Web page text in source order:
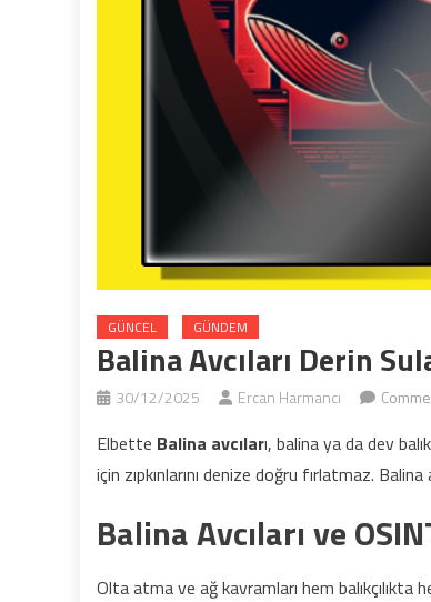
GÜNCEL GÜNDEM
Balina Avcıları Derin
30/12/2025 Ercan Harmancı
Elbette Balina avcıları, balina ya da dev
için zıpkınlarını denize doğru fırlatmaz. Balina
Balina Avcıları ve
Olta atma ve ağ kavramları hem balıkçılıkta